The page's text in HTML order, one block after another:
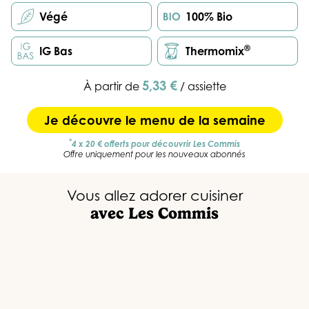
Végé 100% Bio
IG Bas Thermomix®
À partir de 5,33 €/ assiette
Je découvre le menu de la semaine
*4 x 20 € offerts pour découvrir Les Commis
Offre uniquement pour les nouveaux abonnés
Vous allez adorer cuisiner
avec Les Commis